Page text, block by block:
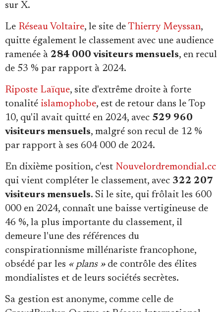
sur X.
Le Réseau Voltaire, le site de Thierry Meyssan,
quitte également le classement avec une audience
ramenée à 284 000 visiteurs mensuels, en recul
de 53 % par rapport à 2024.
Riposte Laïque, site d'extrême droite à forte
tonalité islamophobe, est de retour dans le Top
10, qu'il avait quitté en 2024, avec 529 960
visiteurs mensuels, malgré son recul de 12 %
par rapport à ses 604 000 de 2024.
En dixième position, c'est Nouvelordremondial.cc
qui vient compléter le classement, avec 322 207
visiteurs mensuels. Si le site, qui frôlait les 600
000 en 2024, connaît une baisse vertigineuse de
46 %, la plus importante du classement, il
demeure l'une des références du
conspirationnisme millénariste francophone,
obsédé par les « plans »de contrôle des élites
mondialistes et de leurs sociétés secrètes.
Sa gestion est anonyme, comme celle de